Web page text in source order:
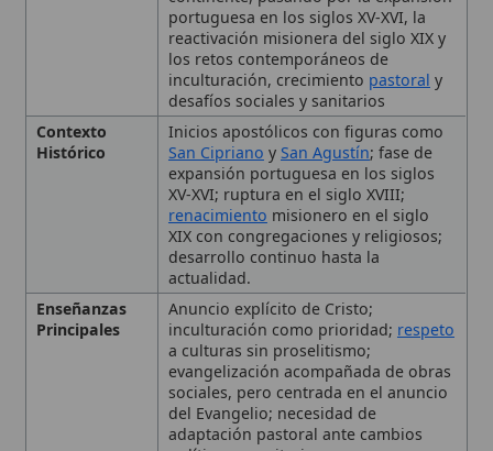
Inicios apostólicos con figuras como
San CiprianoySan Agustín ; fase de
expansión portuguesa en los siglos
XV-XVI; ruptura en el siglo XVIII;
renacimientomisionero en el siglo
XIX con congregaciones y religiosos;
desarrollo continuo hasta la
actualidad.
Anuncio explícito de Cristo;
inculturación como prioridad; respeto
a culturas sin proselitismo;
evangelización acompañada de obras
sociales, pero centrada en el anuncio
del Evangelio; necesidad de
adaptación pastoral ante cambios
políticos y sanitarios.
Impacto
Contribuyó a la presencia cristiana
permanente en África, al
establecimiento dediócesisy
comunidades locales, y al aumento de
católicos (≈8,3 millones adicionales
entre 2019 y 2023).